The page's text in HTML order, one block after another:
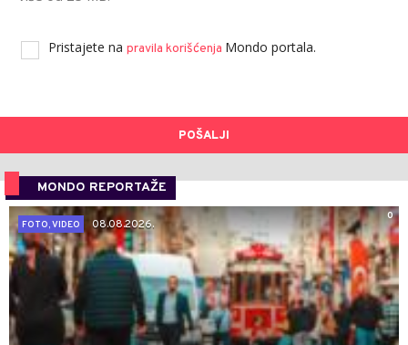
Pristajete na pravila korišćenja Mondo portala.
POŠALJI
MONDO REPORTAŽE
0
FOTO, VIDEO
08.08.2026.